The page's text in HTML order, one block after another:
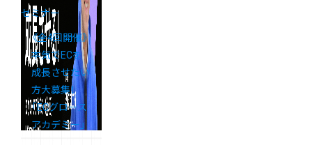
セミナー
《全4回開催》
本気でECを
成長させたい
方大募集！
「ECグロース
アカデミー」